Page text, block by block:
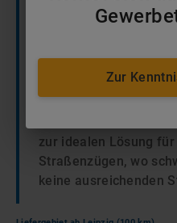
Standelemente und
ihrer kompakten
Gründerzeitvierteln
effiziente Dach- und
zur idealen Lösung
Straßenzügen, wo
keine ausreichenden
Zur